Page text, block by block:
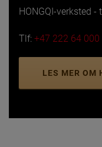
HONGQI-verksted
Tlf: +47 222 64 000
LES MER OM